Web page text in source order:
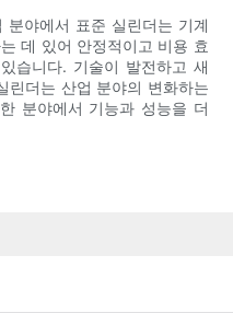
야에서 표준 실린더는 기계
데 있어 안정적이고 비용 효
습니다. 기술이 발전하고 새
린더는 산업 분야의 변화하는
분야에서 기능과 성능을 더